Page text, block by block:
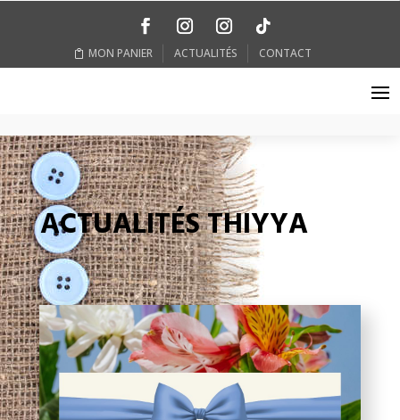
MON PANIER ACTUALITÉS CONTACT
ACTUALITÉS THIYYA